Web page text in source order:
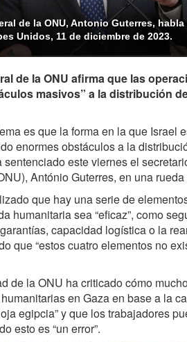
de la ONU, Antonio Guterres,
Unidos, 11 de diciembre de 2023.
de la ONU afirma que las
masivos” a la distribución
es que la forma en la que Israel
enormes obstáculos a la
sentenciado este viernes el
António Guterres, en una
que hay una serie de
humanitaria sea “eficaz”, como
capacidad logística o la
que “estos cuatro elementos no
de la ONU ha criticado cómo
en Gaza en base a la
egipcia” y que los trabajadores
esto es “un error”.